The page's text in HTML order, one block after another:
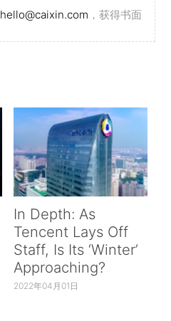
hello@caixin.com ，获得书面
In Depth: As
Tencent Lays Off
Staff, Is Its ‘Winter’
Approaching?
2022年04月01日